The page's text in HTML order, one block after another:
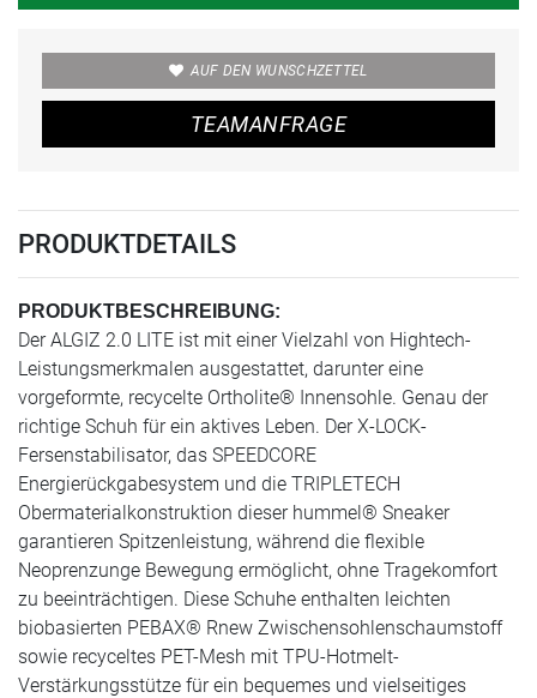
AUF DEN WUNSCHZETTEL
TEAMANFRAGE
PRODUKTDETAILS
PRODUKTBESCHREIBUNG:
Der ALGIZ 2.0 LITE ist mit einer Vielzahl von Hightech-
Leistungsmerkmalen ausgestattet, darunter eine
vorgeformte, recycelte Ortholite® Innensohle. Genau der
richtige Schuh für ein aktives Leben. Der X-LOCK-
Fersenstabilisator, das SPEEDCORE
Energierückgabesystem und die TRIPLETECH
Obermaterialkonstruktion dieser hummel® Sneaker
garantieren Spitzenleistung, während die flexible
Neoprenzunge Bewegung ermöglicht, ohne Tragekomfort
zu beeinträchtigen. Diese Schuhe enthalten leichten
biobasierten PEBAX® Rnew Zwischensohlenschaumstoff
sowie recyceltes PET-Mesh mit TPU-Hotmelt-
Verstärkungsstütze für ein bequemes und vielseitiges